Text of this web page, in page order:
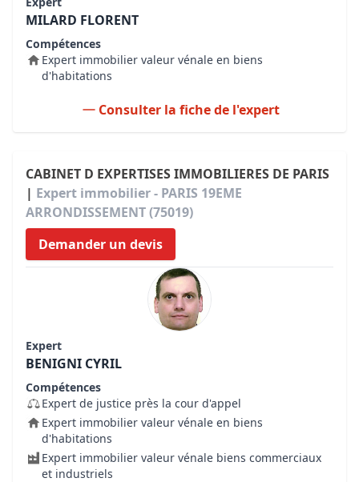
MILARD FLORENT
Compétences
Expert immobilier valeur vénale en biens
d'habitations
Consulter la fiche de l'expert
CABINET D EXPERTISES IMMOBILIERES DE PARIS
| Expert immobilier - PARIS 19EME
ARRONDISSEMENT (75019)
Demander un devis
Expert
BENIGNI CYRIL
Compétences
Expert de justice près la cour d'appel
Expert immobilier valeur vénale en biens
d'habitations
Expert immobilier valeur vénale biens commerciaux
et industriels